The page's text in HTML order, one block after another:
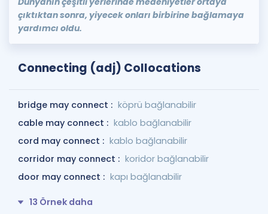
çıktıktan sonra, yiyecek onları birbirine bağlamaya
yardımcı oldu.
Connecting (adj) Collocations
bridge may connect : köprü bağlanabilir
cable may connect : kablo bağlanabilir
cord may connect : kablo bağlanabilir
corridor may connect : koridor bağlanabilir
door may connect : kapı bağlanabilir
13 Örnek daha